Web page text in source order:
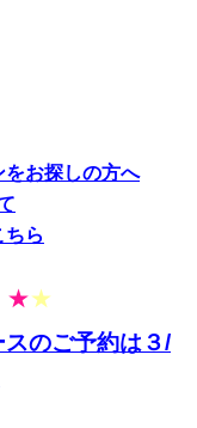
お探しの方へ
ちら
★★
のご予約は３/